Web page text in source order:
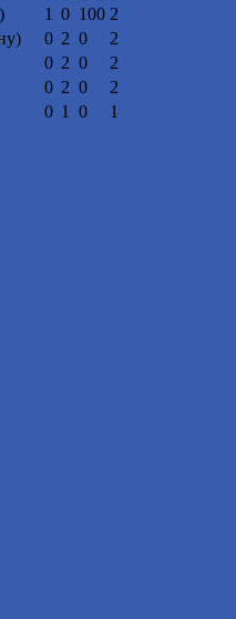
1 0 100 2
0 2 0
2
0 2 0
2
0 2 0
2
0 1 0
1